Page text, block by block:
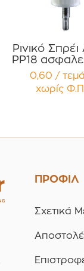
Ρινικό
PP18
Διάφανο
0,60 /
χωρίς
ΠΡΟΦΙΛ
Σχετικά